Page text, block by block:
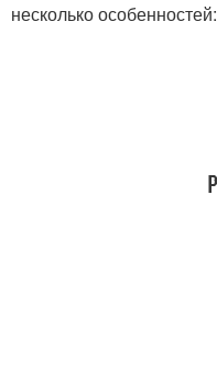
несколько особенностей: